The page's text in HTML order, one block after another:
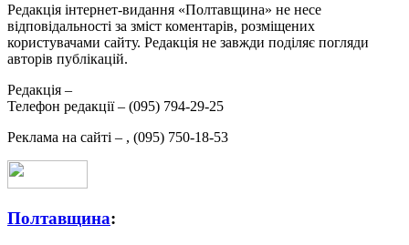
Редакція інтернет-видання «Полтавщина» не несе
відповідальності за зміст коментарів, розміщених
користувачами сайту. Редакція не завжди поділяє погляди
авторів публікацій.
Редакція –
Телефон редакції – (095) 794-29-25
Реклама на сайті – , (095) 750-18-53
Полтавщина: